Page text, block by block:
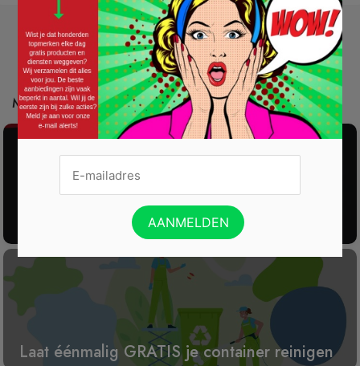
Mis deze acties ook niet:
Gratis 2025 Alarmsysteem Testen!
Laat éénmalig GRATIS je container reinigen